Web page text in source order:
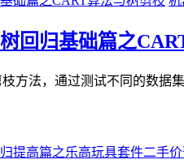
回归基础篇之
方法，通过测试不同的数据